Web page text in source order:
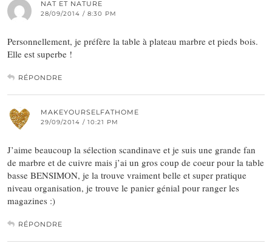
NAT ET NATURE
28/09/2014 / 8:30 PM
Personnellement, je préfère la table à plateau marbre et pieds bois.
Elle est superbe !
RÉPONDRE
MAKEYOURSELFATHOME
29/09/2014 / 10:21 PM
J’aime beaucoup la sélection scandinave et je suis une grande fan
de marbre et de cuivre mais j’ai un gros coup de coeur pour la table
basse BENSIMON, je la trouve vraiment belle et super pratique
niveau organisation, je trouve le panier génial pour ranger les
magazines :)
RÉPONDRE